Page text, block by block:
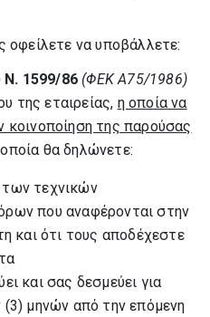
να υποβάλλετε:
1599/86 (ΦΕΚ Α75/1986)
της εταιρείας, η οποία να
κοινοποίηση της παρούσας
θα δηλώνετε:
τεχνικών
που αναφέρονται στην
και ότι τους αποδέχεστε
και σας δεσμεύει για
(3) μηνών από την επόμενη